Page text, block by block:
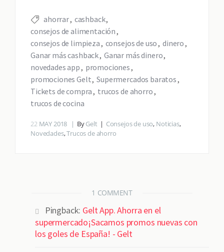
ahorrar cashback
consejos de alimentación
consejos de limpieza consejos de uso
dinero
Ganar más cashback Ganar más dinero
novedades app
promociones
promociones Gelt Supermercados baratos
Tickets de compra
trucos de ahorro
trucos de cocina
22 MAY 2018 ByGelt Consejos de uso, Noticias,
Novedades,Trucos de ahorro
1 COMMENT
Pingback: Gelt App. Ahorra en el
supermercado¡Sacamos promos nuevas con
los goles de España! - Gelt